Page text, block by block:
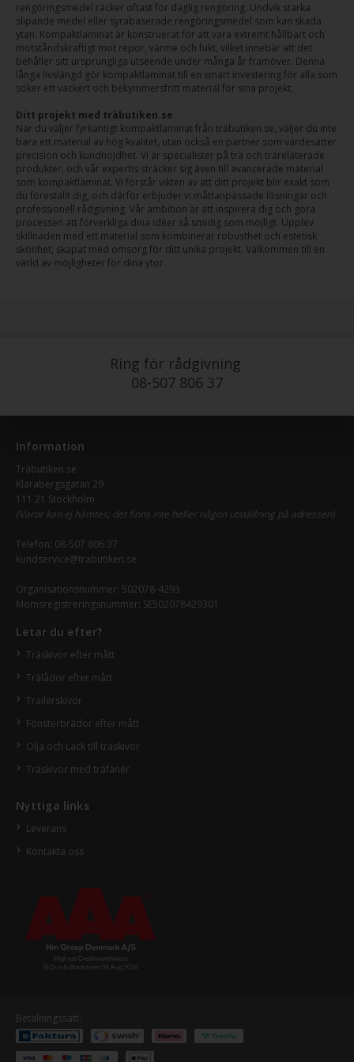
rengöringsmedel räcker oftast för daglig rengöring. Undvik starka
slipande medel eller syrabaserade rengöringsmedel som kan skada
ytan. Kompaktlaminat är konstruerat för att vara extremt hållbart och
motståndskraftigt mot repor, värme och fukt, vilket innebär att det
behåller sitt ursprungliga utseende under många år framöver. Denna
långa livslängd gör kompaktlaminat till en smart investering för alla som
söker ett vackert och bekymmersfritt material för sina projekt.
Ditt projekt med träbutiken.se
När du väljer fyrkantigt kompaktlaminat från träbutiken.se, väljer du inte
bara ett material av hög kvalitet, utan också en partner som värdesätter
precision och kundnöjdhet. Vi är specialister på trä och trärelaterade
produkter, och vår expertis sträcker sig även till avancerade material
som kompaktlaminat. Vi förstår vikten av att ditt projekt blir exakt som
du föreställt dig, och därför erbjuder vi måttanpassade lösningar och
professionell rådgivning. Vår ambition är att inspirera dig och göra
processen att förverkliga dina idéer så smidig som möjligt. Upplev
skillnaden med ett material som kombinerar robusthet och estetisk
skönhet, skapat med omsorg för ditt unika projekt. Välkommen till en
värld av möjligheter för dina ytor.
Ring för rådgivning
08-507 806 37
Information
Träbutiken.se
Klarabergsgatan 29
111 21 Stockholm
(Varor kan ej hämtes; det finns inte heller någon utställning på adressen)
Telefon: 08-507 806 37
kundservice@trabutiken.se
Organisationsnummer: 502078-4293
Momsregistreringsnummer: SE502078429301
Letar du efter?
Träskivor efter mått
Trälådor efter mått
Trailerskivor
Fönsterbrädor efter mått
Olja och Lack till träskivor
Träskivor med träfanér
Nyttiga links
Leverans
Kontakta oss
Betalningssätt: